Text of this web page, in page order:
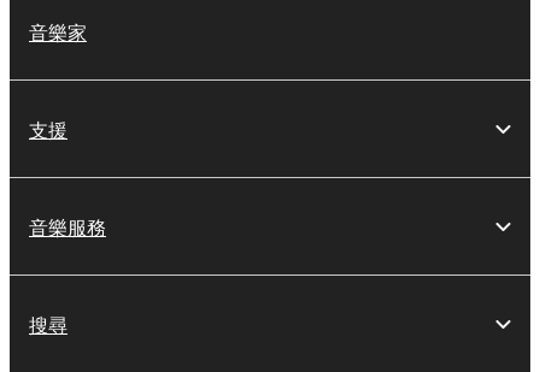
音樂家
支援
音樂服務
搜尋